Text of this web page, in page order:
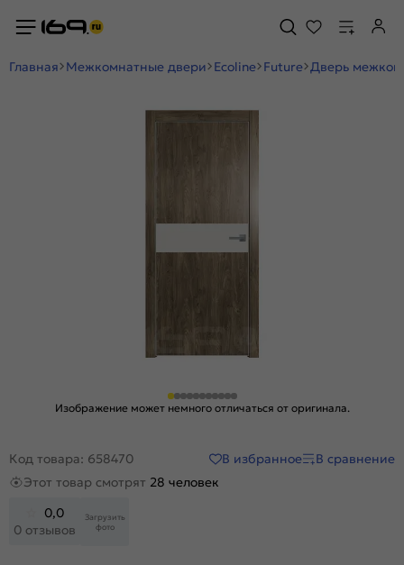
Главная Межкомнатные двери Ecoline Future Дверь
Изображение может немного отличаться от оригинала.
Код товара: 658470 В избранное
В сравнение
Этот товар смотрят 28 человек
0,0
0 отзывов
Загрузить
фото